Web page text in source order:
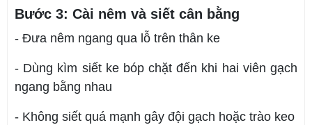
Bước 3: Cài nêm và siết cân bằng
- Đưa nêm ngang qua lỗ trên thân ke
- Dùng kìm siết ke bóp chặt đến khi hai viên gạch
ngang bằng nhau
- Không siết quá mạnh gây đội gạch hoặc trào keo